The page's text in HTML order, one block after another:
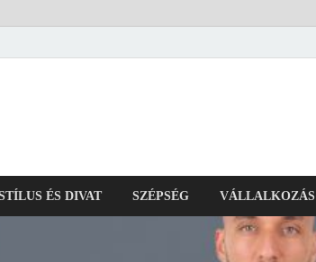
ÉS DIVAT SZÉPSÉG VÁLLALKOZÁS